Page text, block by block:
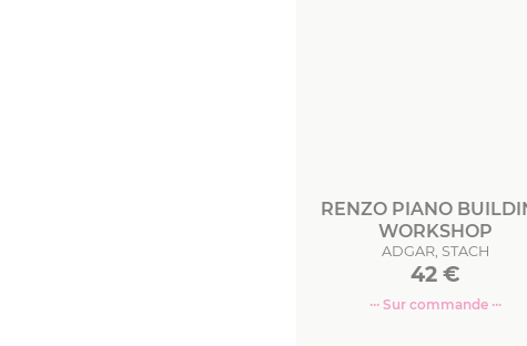
RENZO PIANO
WORKSHOP
ADGAR, STACH
42 €
··· Sur commande ···